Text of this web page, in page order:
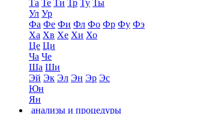
Та Те Ти Тр Ту Ты
Ул Ур
Фа Фе Фи Фл Фо Фр Фу Фэ
Ха Хв Хе Хи Хо
Це Ци
Ча Че
Ша Ши
Эй Эк Эл Эн Эр Эс
Юн
Ян
анализы и процедуры